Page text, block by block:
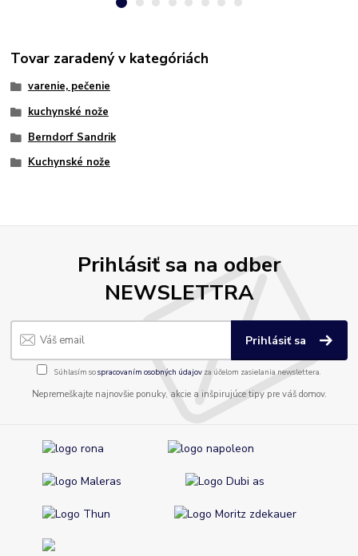
Tovar zaradený v kategóriách
varenie, pečenie
kuchynské nože
Berndorf Sandrik
Kuchynské nože
Prihlásiť sa na odber
NEWSLETTRA
Prihlásiť sa
Súhlasím sospracovaním osobných údajov za účelom zasielania newslettera.
Nepremeškajte najnovšie ponuky, akcie a inšpirujúce tipy pre váš domov.